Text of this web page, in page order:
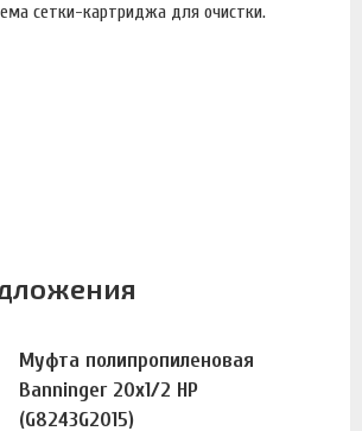
сетки-картриджа для очистки.
Муфта полипропиленовая
Banninger 20х1/2 НР
(G8243G2015)